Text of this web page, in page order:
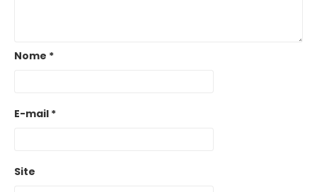
Nome *
E-mail *
Site